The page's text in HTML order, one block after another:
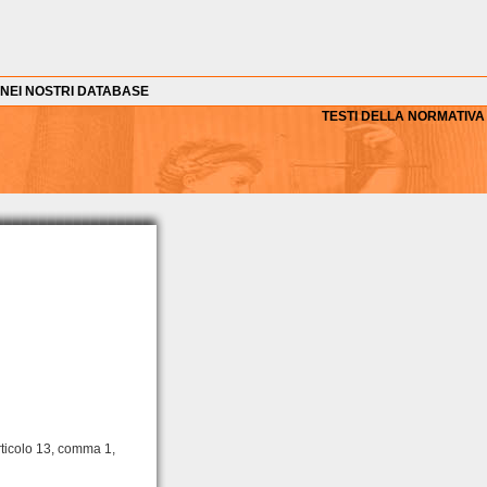
NOSTRI DATABASE
TESTI DELLA NORMATIVA
13, comma 1,